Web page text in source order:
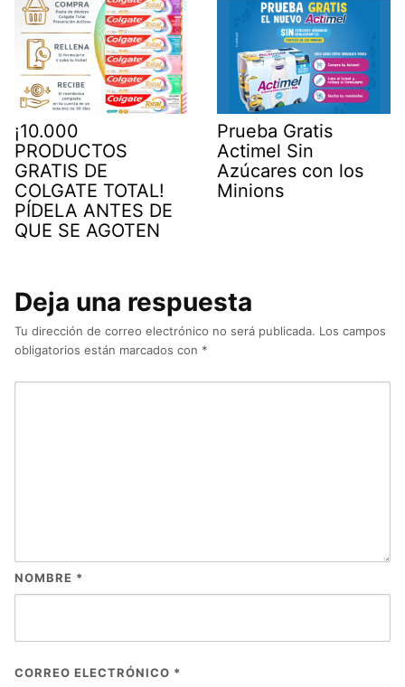
¡10.000
PRODUCTOS
GRATIS DE
COLGATE TOTAL!
PÍDELA ANTES DE
QUE SE AGOTEN
Prueba Gratis
Actimel Sin
Azúcares con los
Minions
Deja una respuesta
Tu dirección de correo electrónico no será publicada. Los campos
obligatorios están marcados con *
NOMBRE *
CORREO ELECTRÓNICO *